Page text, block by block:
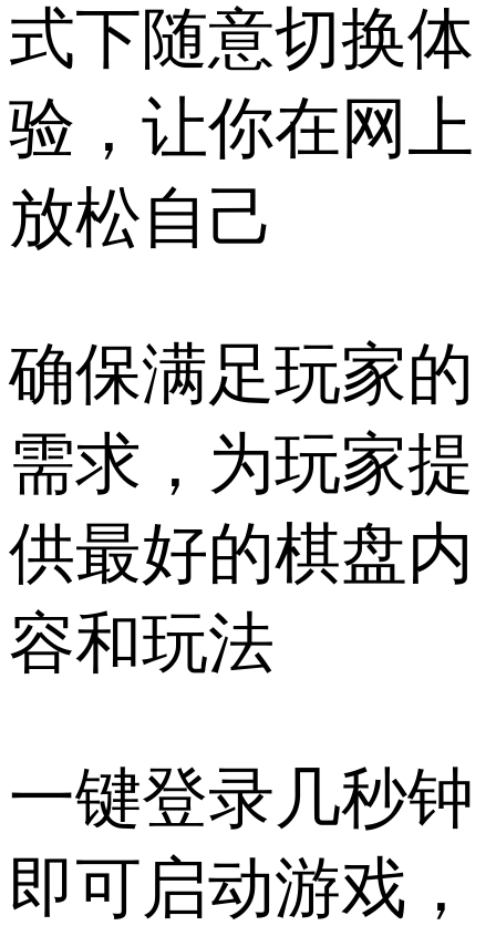
式下随意切换体
验，让你在网上
放松自己
确保满足玩家的
需求，为玩家提
供最好的棋盘内
容和玩法
一键登录几秒钟
即可启动游戏，